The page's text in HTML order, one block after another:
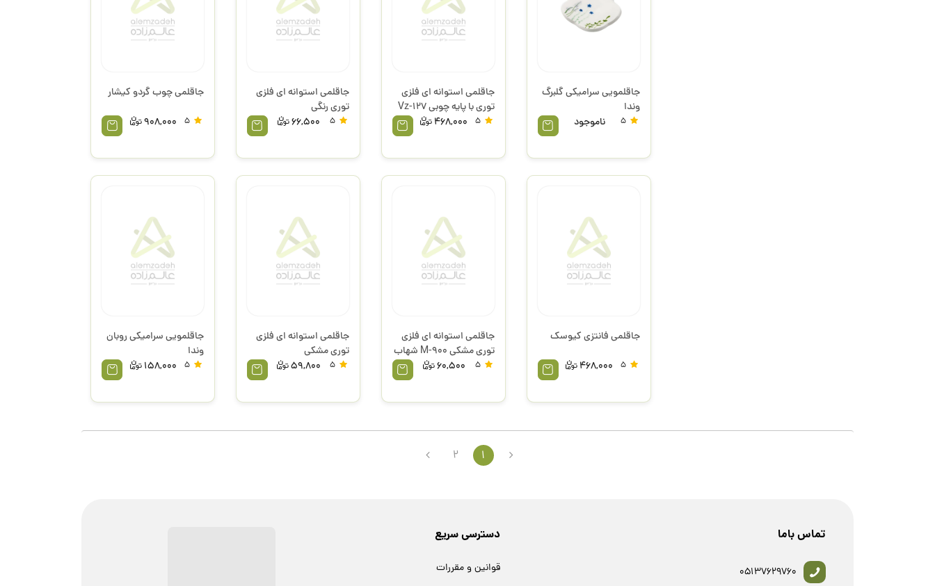
جاقلمویی سرامیکی گلبرگ
وندا
5 ناموجود
جاقلمی استوانه ای فلزی
توری با پایه چوبی Vz-127
وافر
5
468,000
جاقلمی استوانه ای فلزی
توری رنگی
5
66,500
جاقلمی چوب گردو کیشار
908,000
جاقلمی فانتزی کیوسک
5
468,000
جاقلمی استوانه ای فلزی
توری مشکی M-900 شهاب
تحریر
5
60,500
جاقلمی استوانه ای فلزی
توری مشکی
5
59,800
جاقلمویی سرامیکی روبان
وندا
158,000
1
2
تماس باما
05137629760
دسترسی سریع
قوانین و مقررات